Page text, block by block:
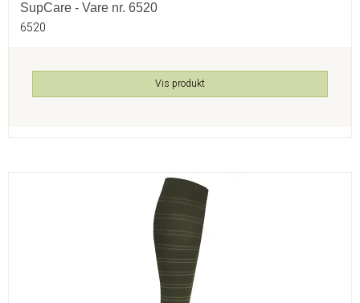
SupCare - Vare nr. 6520
6520
Vis produkt